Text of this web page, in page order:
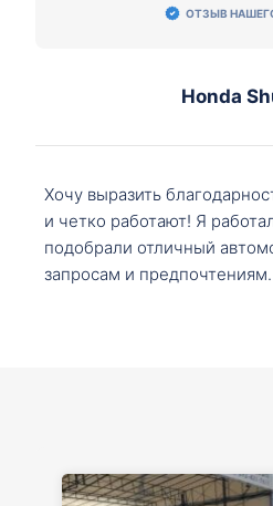
ОТЗЫВ
Honda
Хочу выразить
и четко работают! Я
подобрали отличный
запросам и